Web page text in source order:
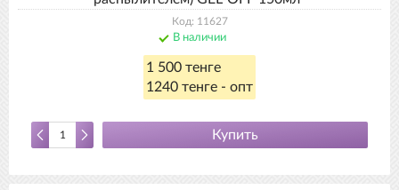
Код: 11627
В наличии
1 500 тенге
1240 тенге - опт
Купить